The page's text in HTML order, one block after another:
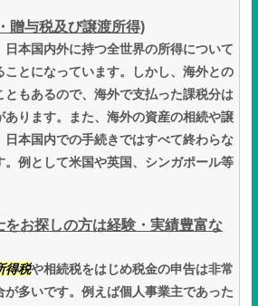
贈与税及び譲渡所得)
日本国内外に持つ全世界の所得について
ことになっています。しかし、海外との
ともあるので、海外で支払った課税分は
あります。また、海外の資産の相続や譲
日本国内での手続きではすべて終わらな
。例として米国や英国、シンガポール等
をお探しの方は経験・実績豊富な
得税や相続税をはじめ税金の申告は非常
が多いです。例えば個人事業主であった